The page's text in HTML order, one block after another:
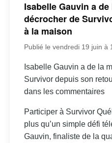
Isabelle Gauvin a
décrocher de
à la maison
Publié le vendredi 19 juin à
Isabelle Gauvin a de la
Survivor depuis son
dans les commentaires
Participer à Survivor
plus qu’un simple défi
Gauvin, finaliste de la